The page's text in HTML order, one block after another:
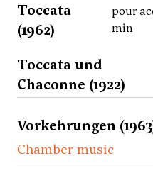
Toccata
(1962)
pour
min
Toccata und
Chaconne (1922)
Vorkehrungen
Chamber music